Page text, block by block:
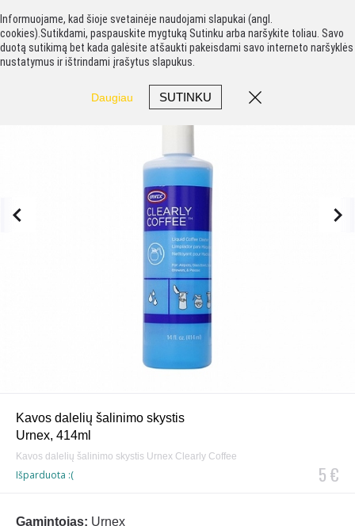
Kavos dalelių šalinimo skystis
Urnex, 414ml
Kavos dalelių šalinimo skystis Urnex Clearly Coffee
5 €
Išparduota :(
Gamintojas: Urnex
Informuojame, kad šioje svetainėje naudojami slapukai (angl.
cookies).Sutikdami, paspauskite mygtuką Sutinku arba naršykite toliau. Savo
duotą sutikimą bet kada galėsite atšaukti pakeisdami savo interneto naršyklės
nustatymus ir ištrindami įrašytus slapukus.
Daugiau SUTINKU